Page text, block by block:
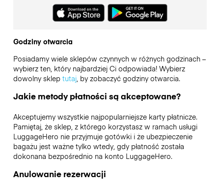
Godziny otwarcia
Posiadamy wiele sklepów czynnych w różnych godzinach –
wybierz ten, który najbardziej Ci odpowiada! Wybierz
dowolny sklep tutaj, by zobaczyć godziny otwarcia.
Jakie metody płatności są akceptowane?
Akceptujemy wszystkie najpopularniejsze karty płatnicze.
Pamiętaj, że sklep, z którego korzystasz w ramach usługi
LuggageHero nie przyjmuje gotówki i że ubezpieczenie
bagażu jest ważne tylko wtedy, gdy płatność została
dokonana bezpośrednio na konto LuggageHero.
Anulowanie rezerwacji